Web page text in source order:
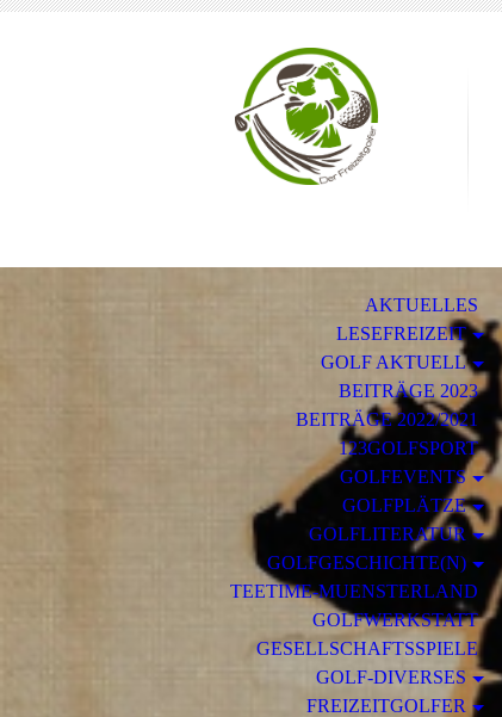
AKTUELLES
LESEFREIZEIT
GOLF AKTUELL
BEITRÄGE 2023
BEITRÄGE 2022/2021
123GOLFSPORT
GOLFEVENTS
GOLFPLÄTZE
GOLFLITERATUR
GOLFGESCHICHTE(N)
TEETIME-MUENSTERLAND
GOLFWERKSTATT
GESELLSCHAFTSSPIELE
GOLF-DIVERSES
FREIZEITGOLFER